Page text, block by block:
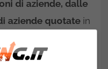
di aziende, dalle
aziende quotate in